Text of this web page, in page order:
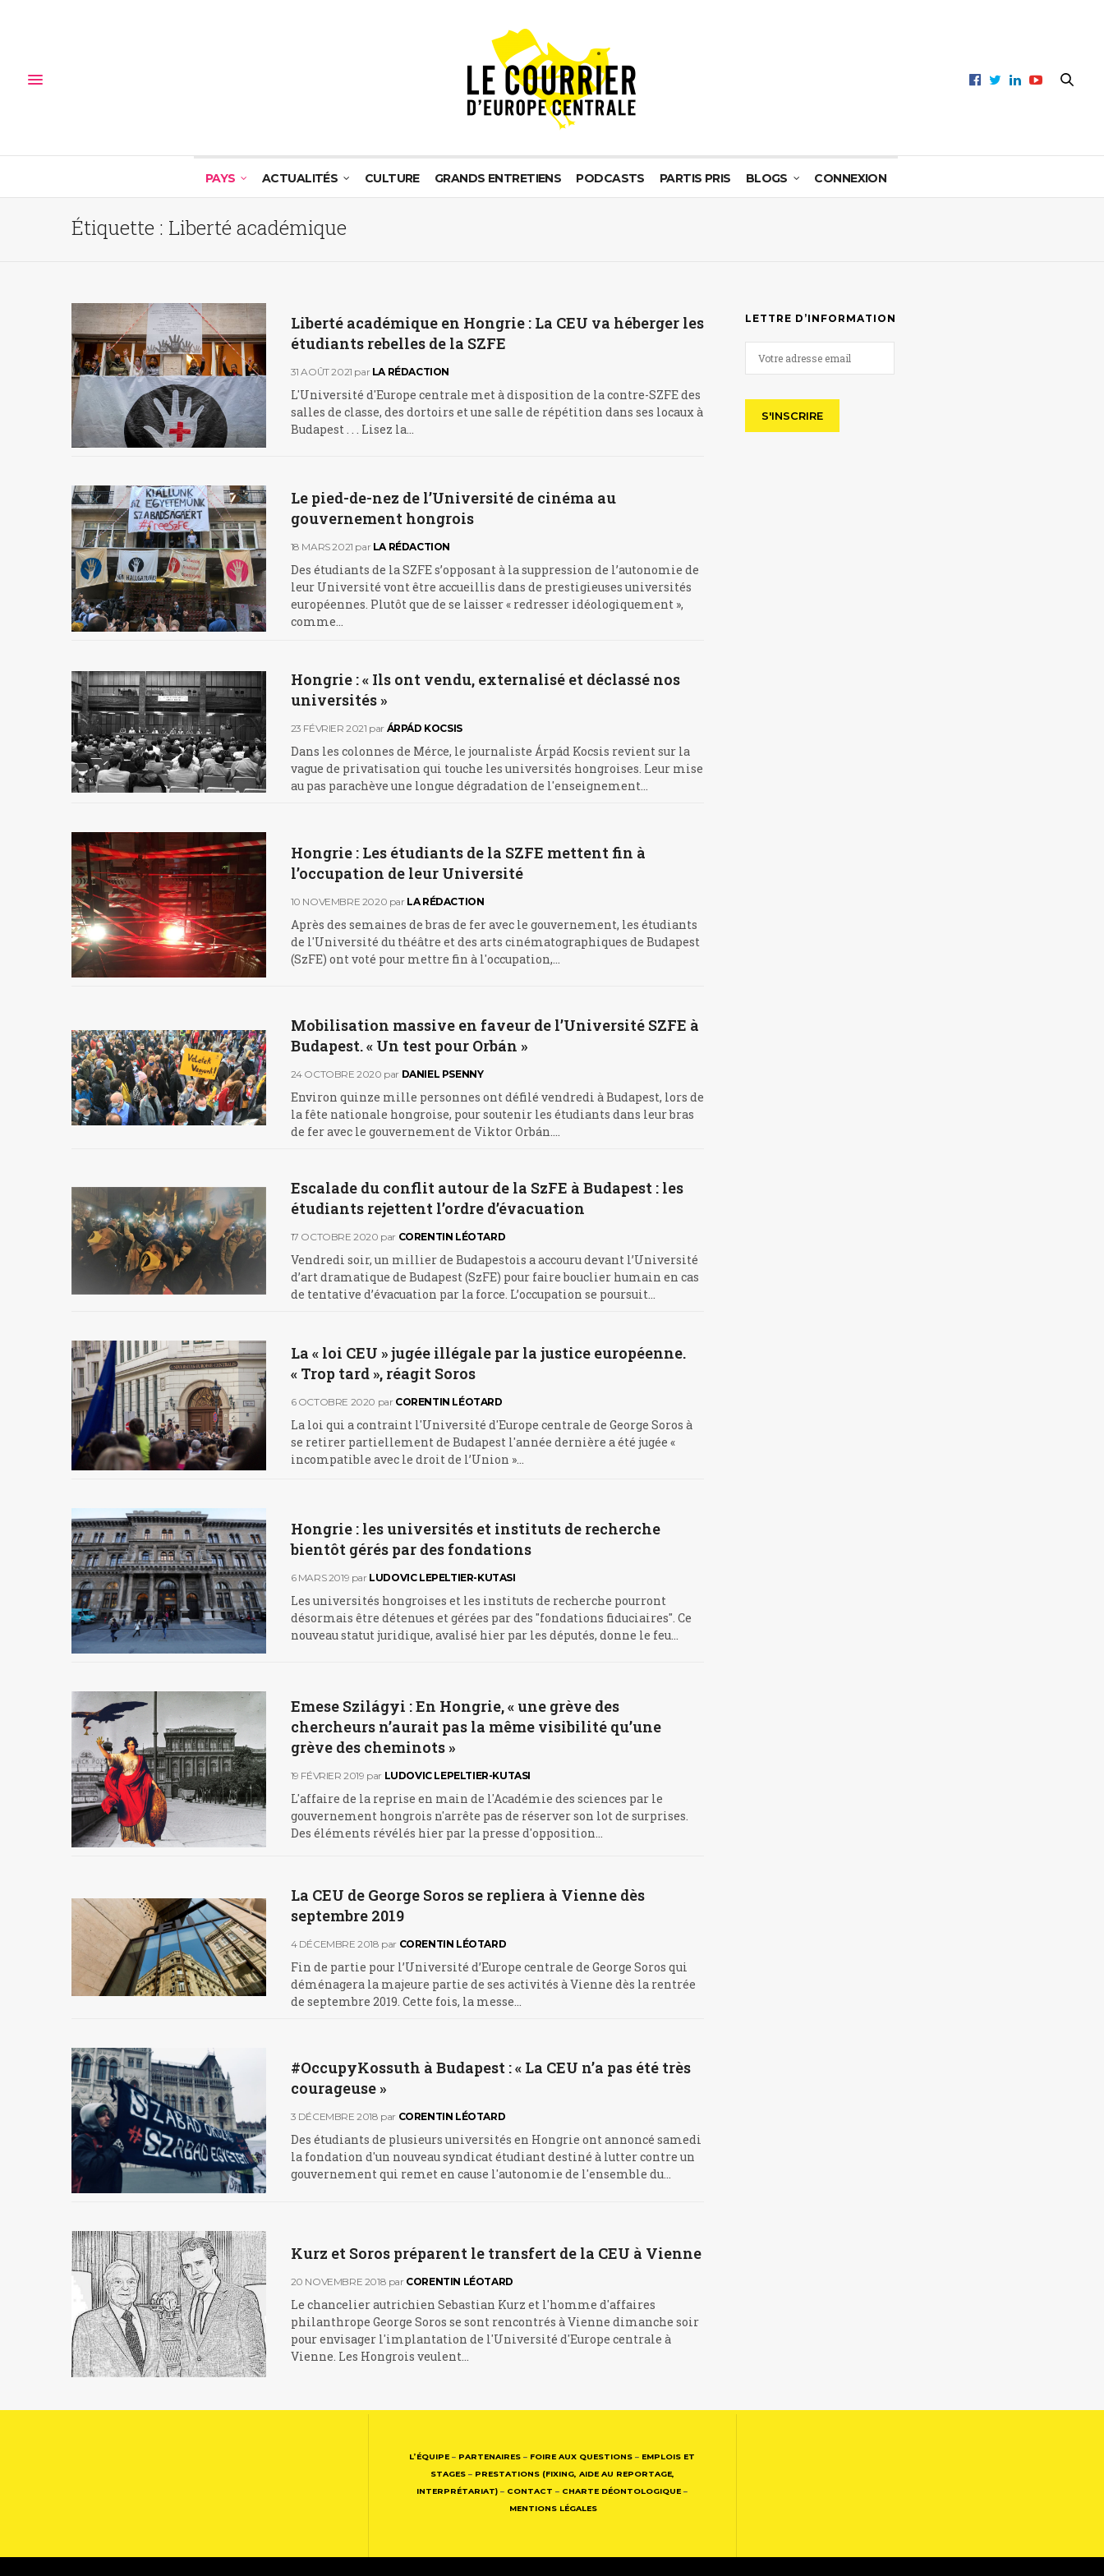
PAYS ACTUALITÉS CULTURE GRANDS ENTRETIENS PODCASTS PARTIS PRIS BLOGS CONNEXION
Étiquette : Liberté académique
Liberté académique en Hongrie : La CEU va héberger les
étudiants rebelles de la SZFE
31 AOÛT 2021 par LA RÉDACTION
L'Université d'Europe centrale met à disposition de la contre-SZFE des
salles de classe, des dortoirs et une salle de répétition dans ses locaux à
Budapest . . . Lisez la…
Le pied-de-nez de l’Université de cinéma au
gouvernement hongrois
18 MARS 2021 par LA RÉDACTION
Des étudiants de la SZFE s’opposant à la suppression de l’autonomie de
leur Université vont être accueillis dans de prestigieuses universités
européennes. Plutôt que de se laisser « redresser idéologiquement »,
comme…
Hongrie : « Ils ont vendu, externalisé et déclassé nos
universités »
23 FÉVRIER 2021 par ÁRPÁD KOCSIS
Dans les colonnes de Mérce, le journaliste Árpád Kocsis revient sur la
vague de privatisation qui touche les universités hongroises. Leur mise
au pas parachève une longue dégradation de l'enseignement…
Hongrie : Les étudiants de la SZFE mettent fin à
l’occupation de leur Université
10 NOVEMBRE 2020 par LA RÉDACTION
Après des semaines de bras de fer avec le gouvernement, les étudiants
de l'Université du théâtre et des arts cinématographiques de Budapest
(SzFE) ont voté pour mettre fin à l'occupation,…
Mobilisation massive en faveur de l’Université SZFE à
Budapest. « Un test pour Orbán »
24 OCTOBRE 2020 par DANIEL PSENNY
Environ quinze mille personnes ont défilé vendredi à Budapest, lors de
la fête nationale hongroise, pour soutenir les étudiants dans leur bras
de fer avec le gouvernement de Viktor Orbán.…
Escalade du conflit autour de la SzFE à Budapest : les
étudiants rejettent l’ordre d’évacuation
17 OCTOBRE 2020 par CORENTIN LÉOTARD
Vendredi soir, un millier de Budapestois a accouru devant l’Université
d’art dramatique de Budapest (SzFE) pour faire bouclier humain en cas
de tentative d’évacuation par la force. L’occupation se poursuit…
La « loi CEU » jugée illégale par la justice européenne.
« Trop tard », réagit Soros
6 OCTOBRE 2020 par CORENTIN LÉOTARD
La loi qui a contraint l'Université d'Europe centrale de George Soros à
se retirer partiellement de Budapest l'année dernière a été jugée «
incompatible avec le droit de l’Union »…
Hongrie : les universités et instituts de recherche
bientôt gérés par des fondations
6 MARS 2019 par LUDOVIC LEPELTIER-KUTASI
Les universités hongroises et les instituts de recherche pourront
désormais être détenues et gérées par des "fondations fiduciaires". Ce
nouveau statut juridique, avalisé hier par les députés, donne le feu…
Emese Szilágyi : En Hongrie, « une grève des
chercheurs n’aurait pas la même visibilité qu’une
grève des cheminots »
19 FÉVRIER 2019 par LUDOVIC LEPELTIER-KUTASI
L'affaire de la reprise en main de l'Académie des sciences par le
gouvernement hongrois n'arrête pas de réserver son lot de surprises.
Des éléments révélés hier par la presse d'opposition…
La CEU de George Soros se repliera à Vienne dès
septembre 2019
4 DÉCEMBRE 2018 par CORENTIN LÉOTARD
Fin de partie pour l’Université d’Europe centrale de George Soros qui
déménagera la majeure partie de ses activités à Vienne dès la rentrée
de septembre 2019. Cette fois, la messe…
#OccupyKossuth à Budapest : « La CEU n’a pas été très
courageuse »
3 DÉCEMBRE 2018 par CORENTIN LÉOTARD
Des étudiants de plusieurs universités en Hongrie ont annoncé samedi
la fondation d'un nouveau syndicat étudiant destiné à lutter contre un
gouvernement qui remet en cause l'autonomie de l'ensemble du…
Kurz et Soros préparent le transfert de la CEU à Vienne
20 NOVEMBRE 2018 par CORENTIN LÉOTARD
Le chancelier autrichien Sebastian Kurz et l'homme d'affaires
philanthrope George Soros se sont rencontrés à Vienne dimanche soir
pour envisager l'implantation de l'Université d'Europe centrale à
Vienne. Les Hongrois veulent…
LETTRE D’INFORMATION
L’ÉQUIPE – PARTENAIRES – FOIRE AUX QUESTIONS – EMPLOIS ET
STAGES– PRESTATIONS (FIXING, AIDE AU REPORTAGE,
INTERPRÉTARIAT) – CONTACT – CHARTE DÉONTOLOGIQUE –
MENTIONS LÉGALES